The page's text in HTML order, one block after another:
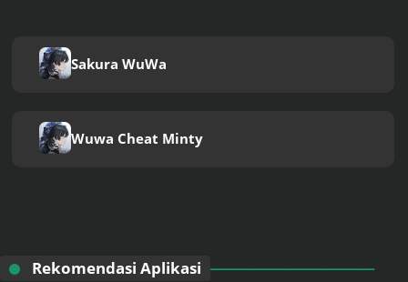
Sakura WuWa
Wuwa Cheat Minty
Rekomendasi Aplikasi